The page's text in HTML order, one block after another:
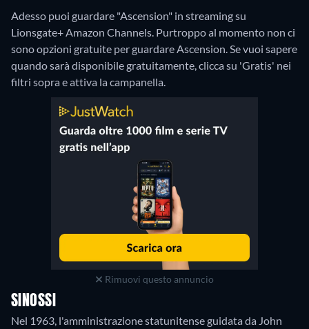
Adesso puoi guardare "Ascension" in streaming su
Lionsgate+ Amazon Channels. Purtroppo al momento non ci
sono opzioni gratuite per guardare Ascension. Se vuoi sapere
quando sarà disponibile gratuitamente, clicca su 'Gratis' nei
filtri sopra e attiva la campanella.
Rimuovi questo annuncio
SINOSSI
Nel 1963, l'amministrazione statunitense guidata da John